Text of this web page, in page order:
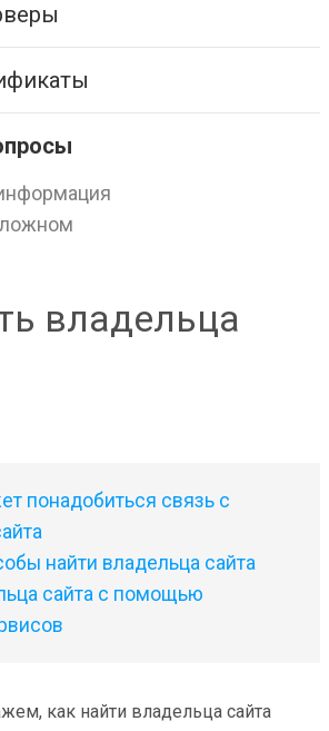
владельца
понадобиться связь с
найти владельца сайта
сайта с помощью
как найти владельца сайта